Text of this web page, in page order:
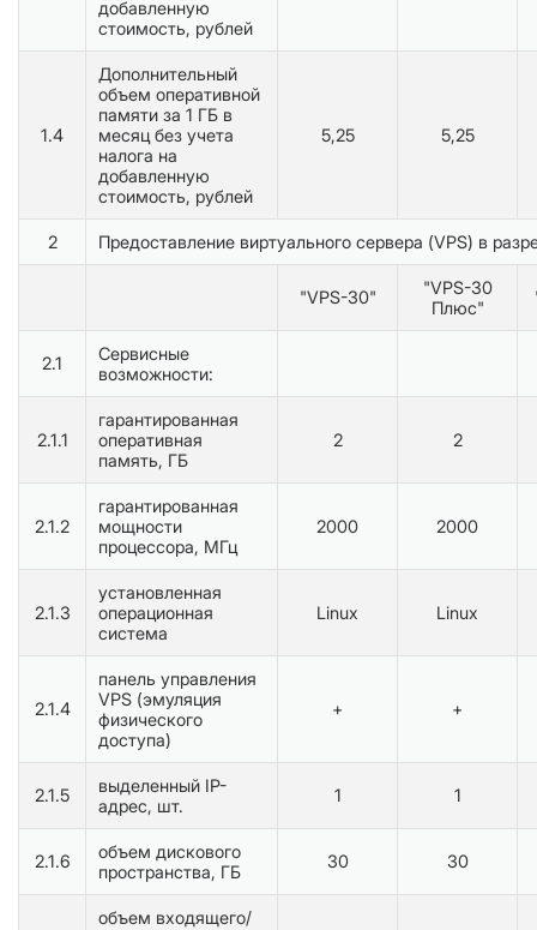
добавленную
стоимость, рублей
1.4
Дополнительный
объем оперативной
памяти за 1 ГБ в
месяц без учета
налога на
добавленную
стоимость, рублей
5,25 5,25
2 Предоставление виртуального сервера (VPS) в
"VPS-30"
"VPS-30
Плюс"
2.1
Сервисные
возможности:
2.1.1
гарантированная
оперативная
память, ГБ
2 2
2.1.2
гарантированная
мощности
процессора, МГц
2000 2000
2.1.3
установленная
операционная
система
Linux Linux
2.1.4
панель управления
VPS (эмуляция
физического
доступа)
+ +
2.1.5
выделенный IP-
адрес, шт.
1 1
2.1.6
объем дискового
пространства, ГБ
30 30
объем входящего/